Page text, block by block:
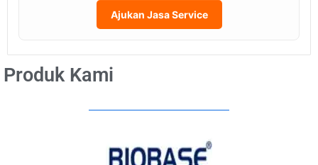
Ajukan Jasa Service
Produk Kami